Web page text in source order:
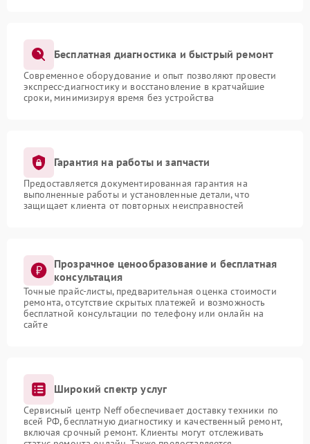
Бесплатная диагностика и быстрый ремонт
Современное оборудование и опыт позволяют провести
экспресс-диагностику и восстановление в кратчайшие
сроки, минимизируя время без устройства
Гарантия на работы и запчасти
Предоставляется документированная гарантия на
выполненные работы и установленные детали, что
защищает клиента от повторных неисправностей
Прозрачное ценообразование и бесплатная
консультация
Точные прайс-листы, предварительная оценка стоимости
ремонта, отсутствие скрытых платежей и возможность
бесплатной консультации по телефону или онлайн на
сайте
Широкий спектр услуг
Сервисный центр Neff обеспечивает доставку техники по
всей РФ, бесплатную диагностику и качественный ремонт,
включая срочный ремонт. Клиенты могут отслеживать